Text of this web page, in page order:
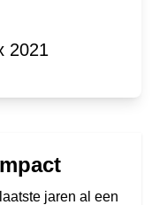
2021
jaren al een